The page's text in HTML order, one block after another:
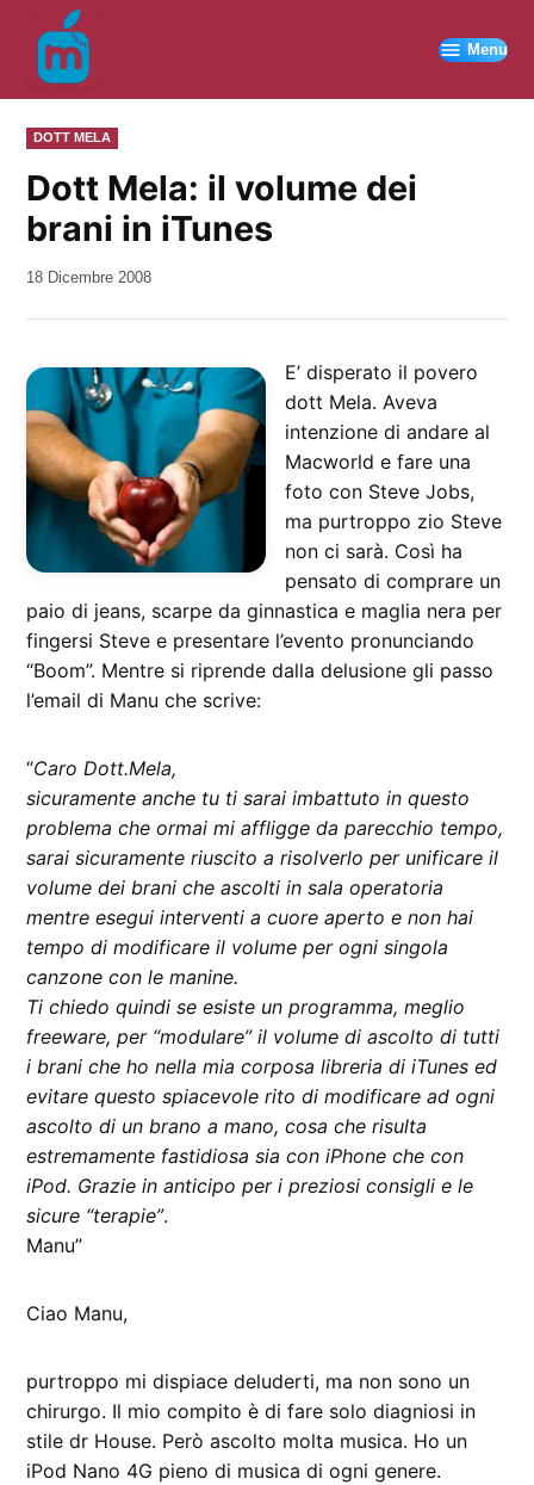
contenuto
Menu
PUBBLICATO
IN
DOTT MELA
Dott Mela: il volume dei
brani in iTunes
da
18 Dicembre 2008
E’ disperato il povero
dott Mela. Aveva
intenzione di andare al
Macworld e fare una
foto con Steve Jobs,
ma purtroppo zio Steve
non ci sarà. Così ha
pensato di comprare un
paio di jeans, scarpe da ginnastica e maglia nera per
fingersi Steve e presentare l’evento pronunciando
“Boom”. Mentre si riprende dalla delusione gli passo
l’email di Manu che scrive:
“Caro Dott.Mela,
sicuramente anche tu ti sarai imbattuto in questo
problema che ormai mi affligge da parecchio tempo,
sarai sicuramente riuscito a risolverlo per unificare il
volume dei brani che ascolti in sala operatoria
mentre esegui interventi a cuore aperto e non hai
tempo di modificare il volume per ogni singola
canzone con le manine.
Ti chiedo quindi se esiste un programma, meglio
freeware, per “modulare” il volume di ascolto di tutti
i brani che ho nella mia corposa libreria di iTunes ed
evitare questo spiacevole rito di modificare ad ogni
ascolto di un brano a mano, cosa che risulta
estremamente fastidiosa sia con iPhone che con
iPod. Grazie in anticipo per i preziosi consigli e le
sicure “terapie”.
Manu”
Ciao Manu,
purtroppo mi dispiace deluderti, ma non sono un
chirurgo. Il mio compito è di fare solo diagniosi in
stile dr House. Però ascolto molta musica. Ho un
iPod Nano 4G pieno di musica di ogni genere.